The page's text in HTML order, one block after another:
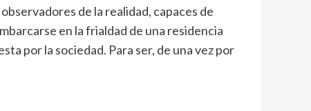
de la realidad, capaces de
en la frialdad de una residencia
por la sociedad. Para ser, de una vez por